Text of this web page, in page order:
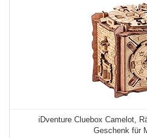
iDventure Cluebox Camelot,
Geschenk für